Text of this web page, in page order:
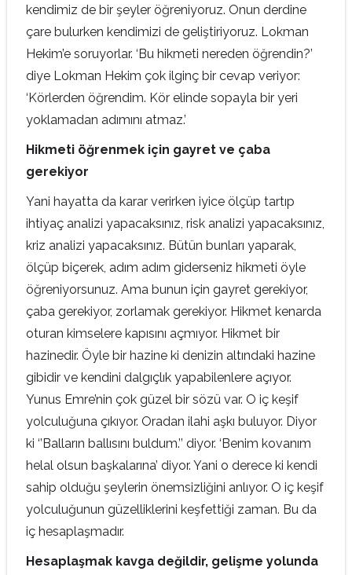
kendimiz de bir şeyler öğreniyoruz. Onun derdine
çare bulurken kendimizi de geliştiriyoruz. Lokman
Hekim’e soruyorlar. ‘Bu hikmeti nereden öğrendin?’
diye Lokman Hekim çok ilginç bir cevap veriyor:
‘Körlerden öğrendim. Kör elinde sopayla bir yeri
yoklamadan adımını atmaz.’
Hikmeti öğrenmek için gayret ve çaba
gerekiyor
Yani hayatta da karar verirken iyice ölçüp tartıp
ihtiyaç analizi yapacaksınız, risk analizi yapacaksınız,
kriz analizi yapacaksınız. Bütün bunları yaparak,
ölçüp biçerek, adım adım giderseniz hikmeti öyle
öğreniyorsunuz. Ama bunun için gayret gerekiyor,
çaba gerekiyor, zorlamak gerekiyor. Hikmet kenarda
oturan kimselere kapısını açmıyor. Hikmet bir
hazinedir. Öyle bir hazine ki denizin altındaki hazine
gibidir ve kendini dalgıçlık yapabilenlere açıyor.
Yunus Emre’nin çok güzel bir sözü var. O iç keşif
yolculuğuna çıkıyor. Oradan ilahi aşkı buluyor. Diyor
ki ‘’Balların ballısını buldum.’’ diyor. ‘Benim kovanım
helal olsun başkalarına’ diyor. Yani o derece ki kendi
sahip olduğu şeylerin önemsizliğini anlıyor. O iç keşif
yolculuğunun güzelliklerini keşfettiği zaman. Bu da
iç hesaplaşmadır.
Hesaplaşmak kavga değildir, gelişme yolunda